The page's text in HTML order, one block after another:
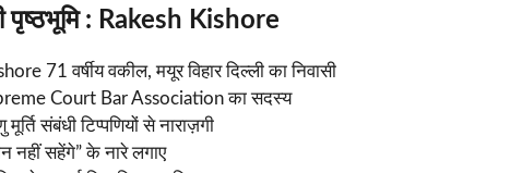
: Rakesh Kishore
71 वर्षीय वकील, मयूर विहार दिल्ली का निवासी
Court Bar Association का सदस्य
संबंधी टिप्पणियों से नाराज़गी
नहीं सहेंगे” के नारे लगाए